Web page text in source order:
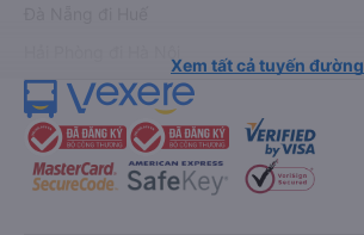
Xem tất cả tuyến đường